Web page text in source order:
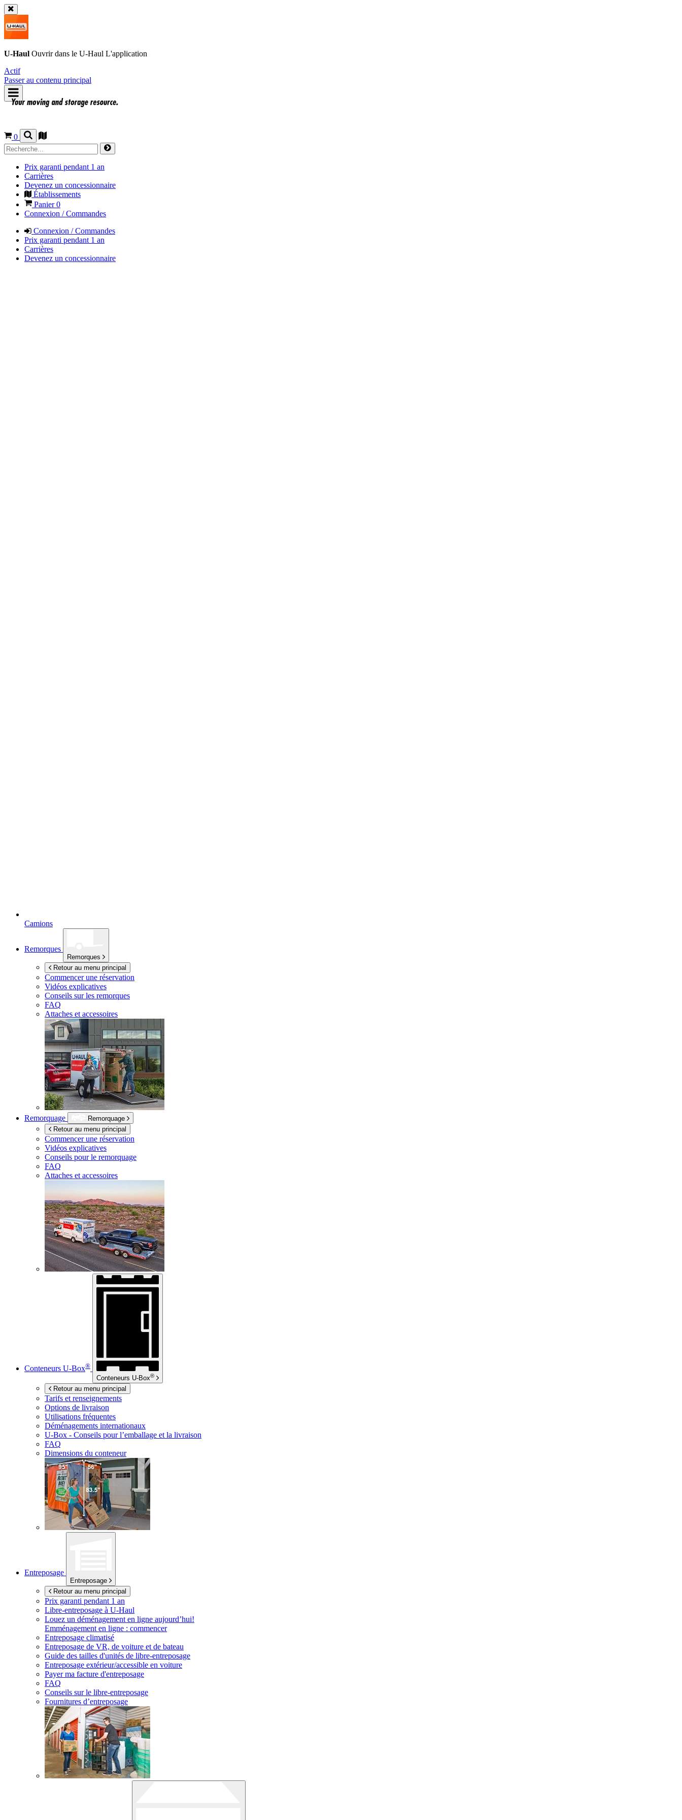
U-Haul Ouvrir dans le U-Haul L'application
Actif
Passer au contenu principal
0
Prix garanti pendant 1 an
Carrières
Devenez un concessionnaire
Établissements
Panier0
Connexion / Commandes
Connexion / Commandes
Prix garanti pendant 1 an
Carrières
Devenez un concessionnaire
Camions
Remorques
Remorques
Retour au menu principal
Commencer une réservation
Vidéos explicatives
Conseils sur les remorques
FAQ
Attaches et accessoires
Remorquage
Remorquage
Retour au menu principal
Commencer une réservation
Vidéos explicatives
Conseils pour le remorquage
FAQ
Attaches et accessoires
Conteneurs U-Box®
Conteneurs U-Box®
Retour au menu principal
Tarifs et renseignements
Options de livraison
Utilisations fréquentes
Déménagements internationaux
U-Box - Conseils pour l’emballage et la livraison
FAQ
Dimensions du conteneur
Entreposage
Entreposage
Retour au menu principal
Prix garanti pendant 1 an
Libre-entreposage à U-Haul
Louez un déménagement en ligne aujourd’hui!
Emménagement en ligne : commencer
Entreposage climatisé
Entreposage de VR, de voiture et de bateau
Guide des tailles d'unités de libre-entreposage
Entreposage extérieur/accessible en voiture
Payer ma facture d'entreposage
FAQ
Conseils sur le libre-entreposage
Fournitures d’entreposage